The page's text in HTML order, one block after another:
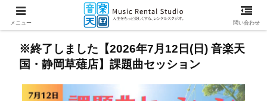
※終了しました【2026年7月12日(日) 音楽天
国・静岡草薙店】課題曲セッション
メニュー 問い合わせ